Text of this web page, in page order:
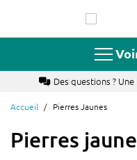
contenu
Des questions ?
Accueil Pierres Jaunes
Pierres